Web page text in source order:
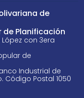
de
de Planificación
con 3era
de
Industrial de
Código Postal 1050